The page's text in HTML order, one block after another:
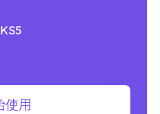
使用